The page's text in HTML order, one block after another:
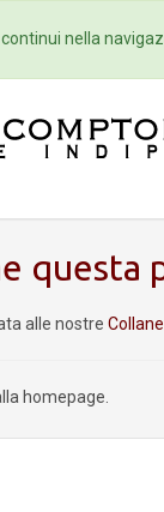
Eventi
questa
alle nostre Collane
homepage.
nella